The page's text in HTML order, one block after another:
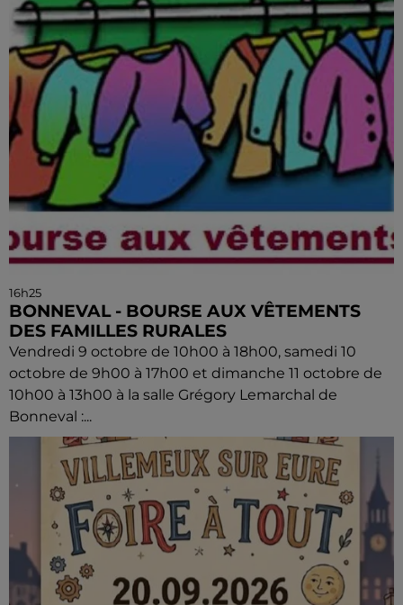
16h25
BONNEVAL - BOURSE AUX VÊTEMENTS
DES FAMILLES RURALES
Vendredi 9 octobre de 10h00 à 18h00, samedi 10
octobre de 9h00 à 17h00 et dimanche 11 octobre de
10h00 à 13h00 à la salle Grégory Lemarchal de
Bonneval :...